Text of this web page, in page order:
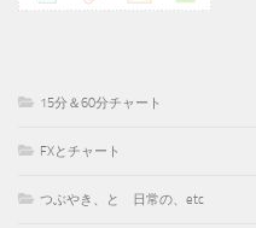
15分＆60分チャート
FXとチャート
つぶやき、と 日常の、etc